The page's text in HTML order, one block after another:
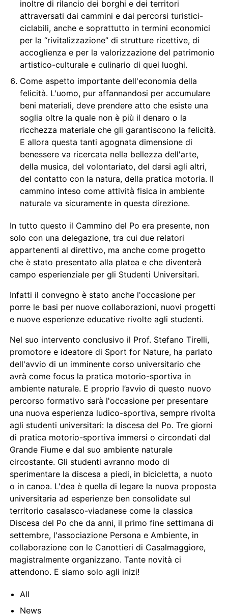
inoltre di rilancio dei borghi e dei territori
attraversati dai cammini e dai percorsi turistici-
ciclabili, anche e soprattutto in termini economici
per la “rivitalizzazione” di strutture ricettive, di
accoglienza e per la valorizzazione del patrimonio
artistico-culturale e culinario di quei luoghi.
Come aspetto importante dell'economia della
felicità. L'uomo, pur affannandosi per accumulare
beni materiali, deve prendere atto che esiste una
soglia oltre la quale non è più il denaro o la
ricchezza materiale che gli garantiscono la felicità.
E allora questa tanti agognata dimensione di
benessere va ricercata nella bellezza dell'arte,
della musica, del volontariato, del darsi agli altri,
del contatto con la natura, della pratica motoria. Il
cammino inteso come attività fisica in ambiente
naturale va sicuramente in questa direzione.
In tutto questo il Cammino del Po era presente, non
solo con una delegazione, tra cui due relatori
appartenenti al direttivo, ma anche come progetto
che è stato presentato alla platea e che diventerà
campo esperienziale per gli Studenti Universitari.
Infatti il convegno è stato anche l'occasione per
porre le basi per nuove collaborazioni, nuovi progetti
e nuove esperienze educative rivolte agli studenti.
Nel suo intervento conclusivo il Prof. Stefano Tirelli,
promotore e ideatore di Sport for Nature, ha parlato
dell'avvio di un imminente corso universitario che
avrà come focus la pratica motorio-sportiva in
ambiente naturale. E proprio l’avvio di questo nuovo
percorso formativo sarà l'occasione per presentare
una nuova esperienza ludico-sportiva, sempre rivolta
agli studenti universitari: la discesa del Po. Tre giorni
di pratica motorio-sportiva immersi o circondati dal
Grande Fiume e dal suo ambiente naturale
circostante. Gli studenti avranno modo di
sperimentare la discesa a piedi, in bicicletta, a nuoto
o in canoa. L'dea è quella di legare la nuova proposta
universitaria ad esperienze ben consolidate sul
territorio casalasco-viadanese come la classica
Discesa del Po che da anni, il primo fine settimana di
settembre, l'associazione Persona e Ambiente, in
collaborazione con le Canottieri di Casalmaggiore,
magistralmente organizzano. Tante novità ci
attendono. E siamo solo agli inizi!
All
News